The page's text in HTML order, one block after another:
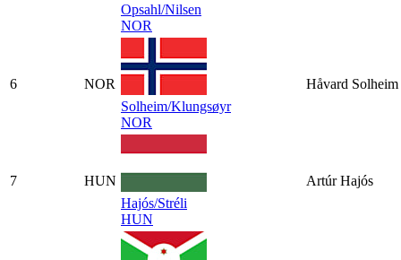
Opsahl/Nilsen
NOR
6
NOR
Solheim/Klungsøyr
NOR
Håvard Solheim
7
HUN
Hajós/Stréli
HUN
Artúr Hajós